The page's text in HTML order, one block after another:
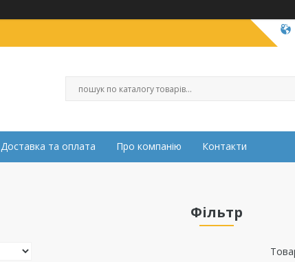
Доставка та оплата Про компанію Контакти
Фільтр